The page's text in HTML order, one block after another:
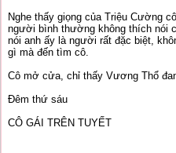
Nghe thấy giọng của Triệu Cường
người bình thường không thích nói
nói anh ấy là người rất đặc biệt,
gì mà đến tìm cô.
Cô mở cửa, chỉ thấy Vương Thổ
Đêm thứ sáu
CÔ GÁI TRÊN TUYẾT